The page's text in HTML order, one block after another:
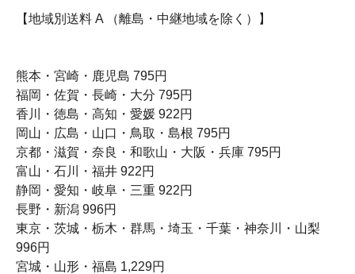
【地域別送料 A （離島・中継地域を除く）】
熊本・宮崎・鹿児島 795円
福岡・佐賀・長崎・大分 795円
香川・徳島・高知・愛媛 922円
岡山・広島・山口・鳥取・島根 795円
京都・滋賀・奈良・和歌山・大阪・兵庫 795円
富山・石川・福井 922円
静岡・愛知・岐阜・三重 922円
長野・新潟 996円
東京・茨城・栃木・群馬・埼玉・千葉・神奈川・山梨
996円
宮城・山形・福島 1,229円